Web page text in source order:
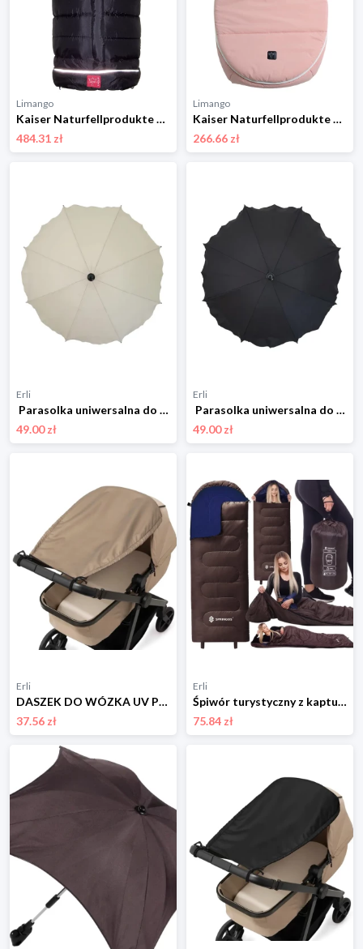
Limango
Kaiser Naturfellprodukte Śpiworek termiczny "Arctik Plus" w kolorze czarnym - 105 x 48 cm rozmiar: onesize
484.31 zł
Limango
Kaiser Naturfellprodukte Śpiworek "Hoody 2.0" w kolorze jasnoróżowym do fotelika - 80 x 40 cm rozmiar: onesize
266.66 zł
Erli
Parasolka uniwersalna do wózka przeciwsłoneczna dla dziecka filtr UV 50
49.00 zł
Erli
Parasolka uniwersalna do wózka przeciwsłoneczna dla dziecka filtr UV 50
49.00 zł
Erli
DASZEK DO WÓZKA UV PRZECIWSŁONECZNY OSŁONKA OCHRONA WODOODPORNY JUKKI
37.56 zł
Erli
Śpiwór turystyczny z kapturem 2w1 220x80 cm ciepła kołdra kempingowa brązow
75.84 zł